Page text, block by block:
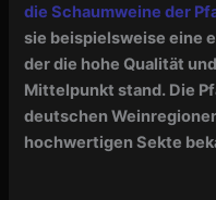
die Schaumweine der
sie beispielsweise eine
der die hohe Qualität
Mittelpunkt stand. Die
deutschen
hochwertigen Sekte